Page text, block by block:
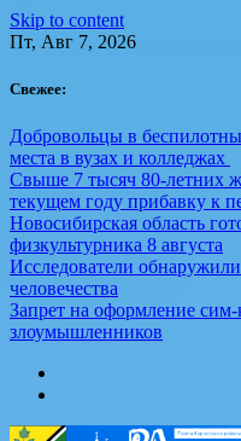
Skip to content
Пт, Авг 7, 2026
Свежее:
Добровольцы в
места в вузах и колледжах
Свыше 7 тысяч 80-летних
текущем году прибавку к
Новосибирская область
физкультурника 8 августа
Исследователи
человечества
Запрет на оформление
злоумышленников